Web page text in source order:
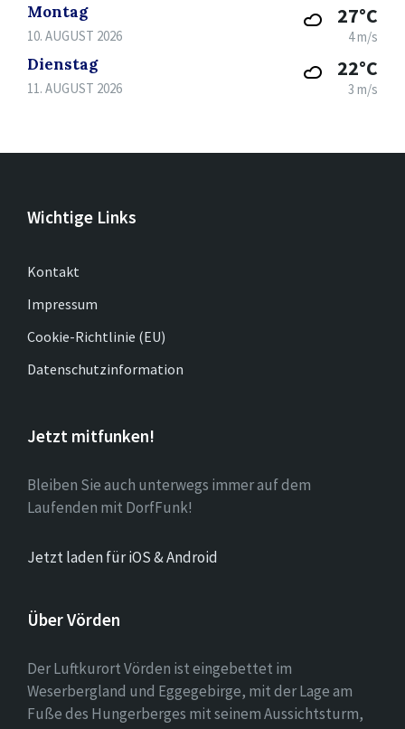
Montag
10. AUGUST 2026
27°C
4 m/s
Dienstag
11. AUGUST 2026
22°C
3 m/s
Wichtige Links
Kontakt
Impressum
Cookie-Richtlinie (EU)
Datenschutzinformation
Jetzt mitfunken!
Bleiben Sie auch unterwegs immer auf dem
Laufenden mit DorfFunk!
Jetzt laden für iOS & Android
Über Vörden
Der Luftkurort Vörden ist eingebettet im
Weserbergland und Eggegebirge, mit der Lage am
Fuße des Hungerberges mit seinem Aussichtsturm,